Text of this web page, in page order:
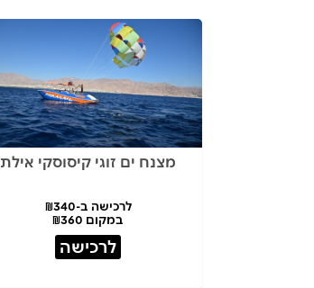
מצנח ים זוגי קיסוסקי אילת
לרכישה ב-₪340
במקום ₪360
לרכישה